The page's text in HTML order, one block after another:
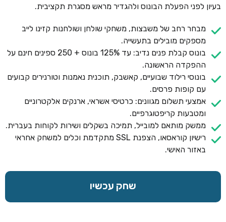
בעיון לפני הפעלת הבונוס ולהגדיר מראש מסגרת תקציבית.
מבחר רחב של משבצות, משחקי שולחן ושולחנות קזינו לייב
מספקים מובילים בתעשייה.
בונוס קבלת פנים נדיב: עד 125% בונוס + 250 ספינים חינם על
ההפקדה הראשונה.
בונוסי רילוד שבועיים, קאשבק, תוכנית נאמנות וטורנירים קבועים
עם קופות פרסים.
אמצעי תשלום מגוונים: כרטיסי אשראי, ארנקים אלקטרוניים
ומטבעות קריפטוגרפיים.
ממשק מותאם למובייל, תמיכה בשקלים ושירות לקוחות בעברית.
רישיון קוראסאו, הצפנת SSL מתקדמת וכלים למשחק אחראי
באזור האישי.
שחק עכשיו